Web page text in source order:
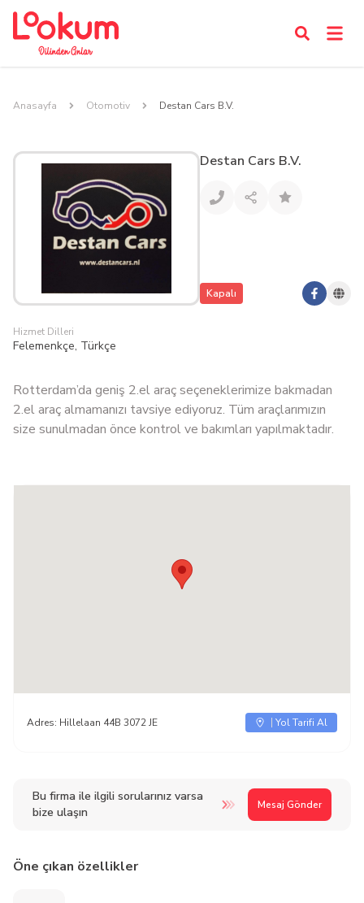
Anasayfa Otomotiv Destan Cars B.V.
Destan Cars B.V.
Kapalı
Hizmet Dilleri
Felemenkçe, Türkçe
Rotterdam’da geniş 2.el araç seçeneklerimize bakmadan
2.el araç almamanızı tavsiye ediyoruz. Tüm araçlarımızın
size sunulmadan önce kontrol ve bakımları yapılmaktadır.
Bu firma ile ilgili sorularınız varsa
bize ulaşın
Mesaj Gönder
Adres: Hillelaan 44B 3072 JE Yol Tarifi Al
Öne çıkan özellikler